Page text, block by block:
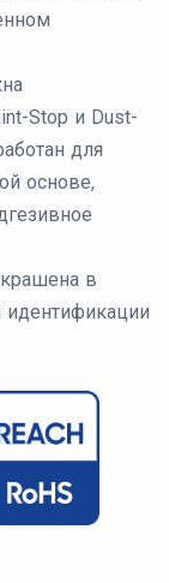
Stop и Dust-
для
основе,
в
идентификации